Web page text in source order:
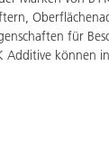
für
können